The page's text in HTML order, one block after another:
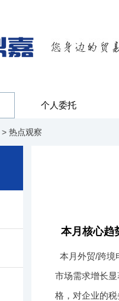
个人委托
> 热点观察
本月核心趋
本月外贸/跨境
市场需求增长
格，对企业的